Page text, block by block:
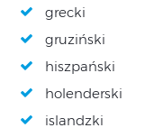
grecki
gruziński
hiszpański
holenderski
islandzki